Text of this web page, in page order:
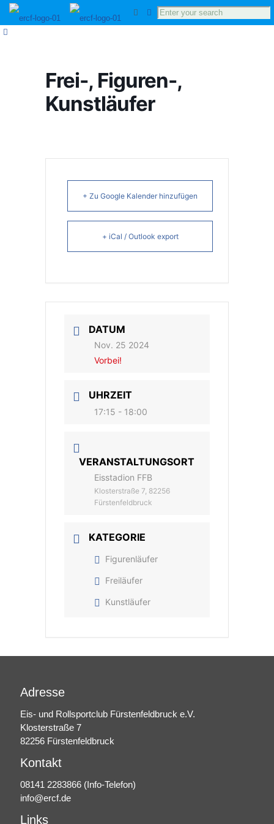
Frei-, Figuren-,
Kunstläufer
+ Zu Google Kalender hinzufügen
+ iCal / Outlook export
DATUM
Nov. 25 2024
Vorbei!
UHRZEIT
17:15 - 18:00
VERANSTALTUNGSORT
Eisstadion FFB
Klosterstraße 7, 82256
Fürstenfeldbruck
KATEGORIE
Figurenläufer
Freiläufer
Kunstläufer
Adresse
Eis- und Rollsportclub Fürstenfeldbruck e.V.
Klosterstraße 7
82256 Fürstenfeldbruck
Kontakt
08141 2283866 (Info-Telefon)
info@ercf.de
Links